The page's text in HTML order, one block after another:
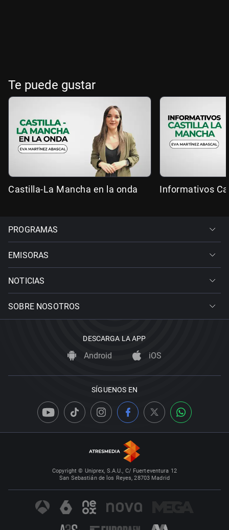
Te puede gustar
Castilla-La Mancha en la onda Informativos
PROGRAMAS
EMISORAS
NOTICIAS
SOBRE NOSOTROS
DESCARGA LA APP
Android iOS
SÍGUENOS EN
Copyright © Uniprex, S.A.U., C/ Fuerteventura 12
San Sebastián de los Reyes, 28703 Madrid